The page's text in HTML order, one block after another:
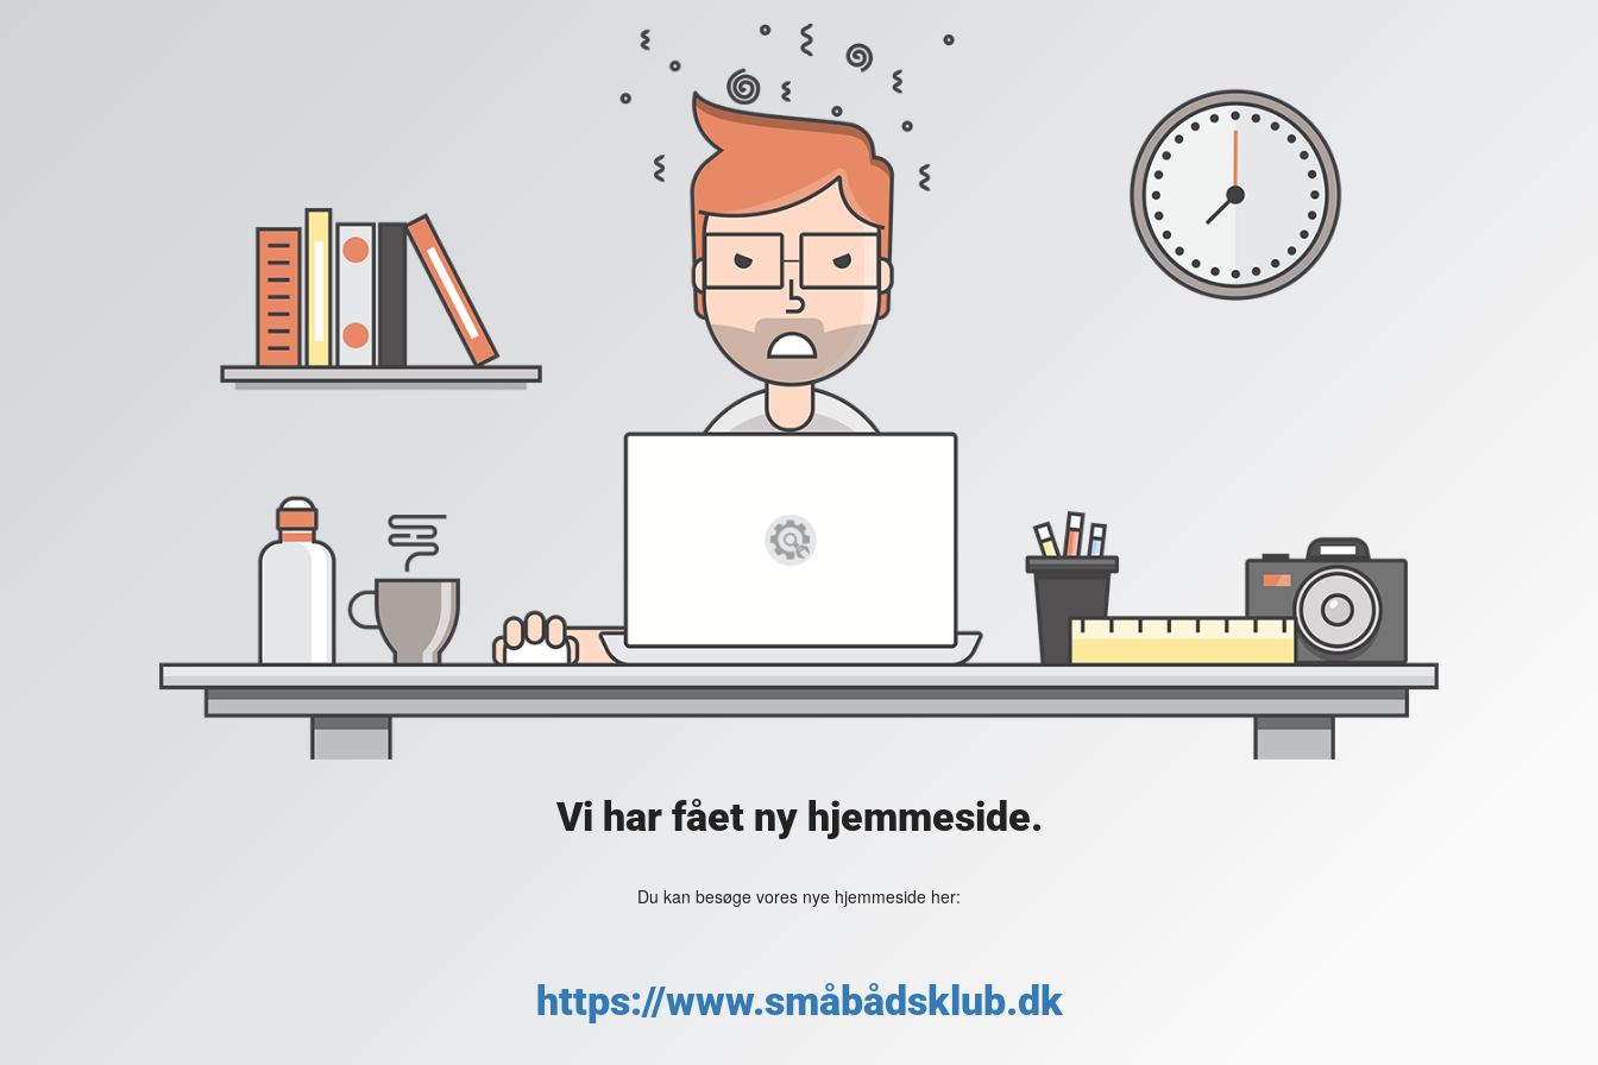
Vi har fået ny hjemmeside.
Du kan besøge vores nye hjemmeside her:
https://www.småbådsklub.dk